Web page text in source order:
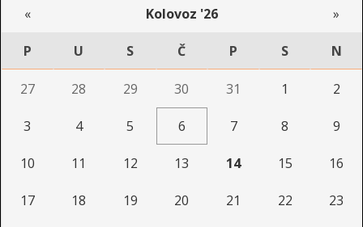
« Kolovoz '26 »
P U S Č P S N
27 28 29 30 31 1 2
3 4 5 6 7 8 9
10 11 12 13 14 15 16
17 18 19 20 21 22 23